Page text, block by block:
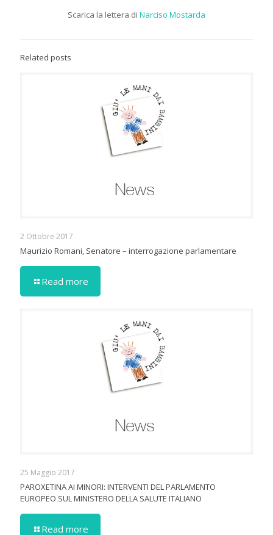
Scarica la lettera di Narciso Mostarda
Related posts
2 Ottobre 2017
Maurizio Romani, Senatore – interrogazione parlamentare
Read more
25 Maggio 2017
PAROXETINA AI MINORI: INTERVENTI DEL PARLAMENTO
EUROPEO SUL MINISTERO DELLA SALUTE ITALIANO
Read more